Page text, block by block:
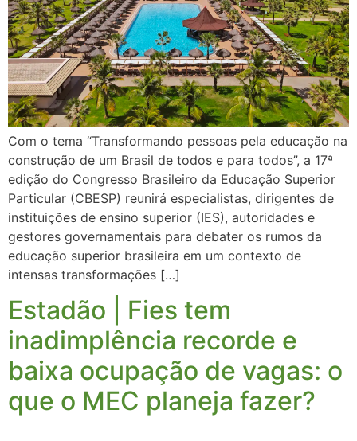
Com o tema “Transformando pessoas pela educação na
construção de um Brasil de todos e para todos”, a 17ª
edição do Congresso Brasileiro da Educação Superior
Particular (CBESP) reunirá especialistas, dirigentes de
instituições de ensino superior (IES), autoridades e
gestores governamentais para debater os rumos da
educação superior brasileira em um contexto de
intensas transformações […]
Estadão | Fies tem
inadimplência recorde e
baixa ocupação de vagas: o
que o MEC planeja fazer?